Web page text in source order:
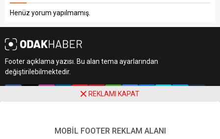
Henüz yorum yapılmamış.
Footer açıklama yazısı. Bu alan tema ayarlarından
değiştirilebilmektedir.
REKLAMI KAPAT
MOBİL FOOTER REKLAM ALANI